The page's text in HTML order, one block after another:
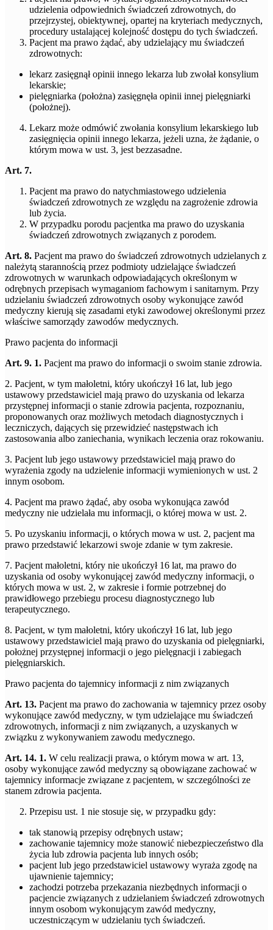
udzielenia odpowiednich świadczeń zdrowotnych, do
przejrzystej, obiektywnej, opartej na kryteriach medycznych,
procedury ustalającej kolejność dostępu do tych świadczeń.
Pacjent ma prawo żądać, aby udzielający mu świadczeń
zdrowotnych:
lekarz zasięgnął opinii innego lekarza lub zwołał konsylium
lekarskie;
pielęgniarka (położna) zasięgnęła opinii innej pielęgniarki
(położnej).
Lekarz może odmówić zwołania konsylium lekarskiego lub
zasięgnięcia opinii innego lekarza, jeżeli uzna, że żądanie, o
którym mowa w ust. 3, jest bezzasadne.
Art. 7.
Pacjent ma prawo do natychmiastowego udzielenia
świadczeń zdrowotnych ze względu na zagrożenie zdrowia
lub życia.
W przypadku porodu pacjentka ma prawo do uzyskania
świadczeń zdrowotnych związanych z porodem.
Art. 8. Pacjent ma prawo do świadczeń zdrowotnych udzielanych z
należytą starannością przez podmioty udzielające świadczeń
zdrowotnych w warunkach odpowiadających określonym w
odrębnych przepisach wymaganiom fachowym i sanitarnym. Przy
udzielaniu świadczeń zdrowotnych osoby wykonujące zawód
medyczny kierują się zasadami etyki zawodowej określonymi przez
właściwe samorządy zawodów medycznych.
Prawo pacjenta do informacji
Art. 9. 1. Pacjent ma prawo do informacji o swoim stanie zdrowia.
2. Pacjent, w tym małoletni, który ukończył 16 lat, lub jego
ustawowy przedstawiciel mają prawo do uzyskania od lekarza
przystępnej informacji o stanie zdrowia pacjenta, rozpoznaniu,
proponowanych oraz możliwych metodach diagnostycznych i
leczniczych, dających się przewidzieć następstwach ich
zastosowania albo zaniechania, wynikach leczenia oraz rokowaniu.
3. Pacjent lub jego ustawowy przedstawiciel mają prawo do
wyrażenia zgody na udzielenie informacji wymienionych w ust. 2
innym osobom.
4. Pacjent ma prawo żądać, aby osoba wykonująca zawód
medyczny nie udzielała mu informacji, o której mowa w ust. 2.
5. Po uzyskaniu informacji, o których mowa w ust. 2, pacjent ma
prawo przedstawić lekarzowi swoje zdanie w tym zakresie.
7. Pacjent małoletni, który nie ukończył 16 lat, ma prawo do
uzyskania od osoby wykonującej zawód medyczny informacji, o
których mowa w ust. 2, w zakresie i formie potrzebnej do
prawidłowego przebiegu procesu diagnostycznego lub
terapeutycznego.
8. Pacjent, w tym małoletni, który ukończył 16 lat, lub jego
ustawowy przedstawiciel mają prawo do uzyskania od pielęgniarki,
położnej przystępnej informacji o jego pielęgnacji i zabiegach
pielęgniarskich.
Prawo pacjenta do tajemnicy informacji z nim związanych
Art. 13. Pacjent ma prawo do zachowania w tajemnicy przez osoby
wykonujące zawód medyczny, w tym udzielające mu świadczeń
zdrowotnych, informacji z nim związanych, a uzyskanych w
związku z wykonywaniem zawodu medycznego.
Art. 14. 1. W celu realizacji prawa, o którym mowa w art. 13,
osoby wykonujące zawód medyczny są obowiązane zachować w
tajemnicy informacje związane z pacjentem, w szczególności ze
stanem zdrowia pacjenta.
Przepisu ust. 1 nie stosuje się, w przypadku gdy:
tak stanowią przepisy odrębnych ustaw;
zachowanie tajemnicy może stanowić niebezpieczeństwo dla
życia lub zdrowia pacjenta lub innych osób;
pacjent lub jego przedstawiciel ustawowy wyraża zgodę na
ujawnienie tajemnicy;
zachodzi potrzeba przekazania niezbędnych informacji o
pacjencie związanych z udzielaniem świadczeń zdrowotnych
innym osobom wykonującym zawód medyczny,
uczestniczącym w udzielaniu tych świadczeń.